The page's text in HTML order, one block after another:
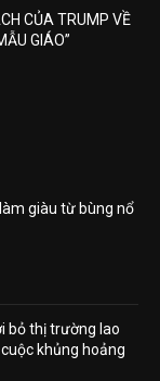
CỦA TRUMP VỀ
GIÁO”
giàu từ bùng nổ
bỏ thị trường lao
khủng hoảng